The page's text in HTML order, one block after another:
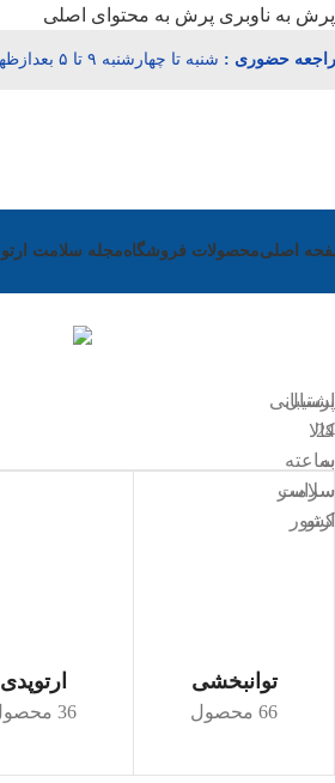
پرش به ناوبری پرش به محتوای اصلی
حضوری : شنبه تا چهارشنبه ۹ تا ۵ بعدازظهر (
اصلیمحصولات فروشگاهمجله سلامت ارتو
پشتیبانی
24
ساعته
سلامت
ارتو
ارسال
کالا
به
سراسر
کشور
توانبخشی
66 محصول
ارتوپدی
36 محصول